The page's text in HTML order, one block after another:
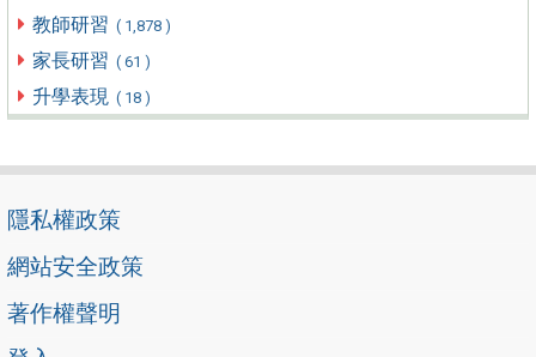
教師研習 ( 1,878 )
家長研習 ( 61 )
升學表現 ( 18 )
隱私權政策
網站安全政策
著作權聲明